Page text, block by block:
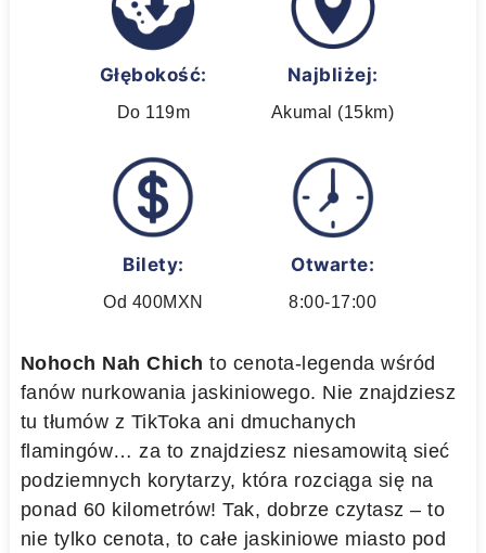
Głębokość:
Do 119m
Najbliżej:
Akumal (15km)
Bilety:
Od 400MXN
Otwarte:
8:00-17:00
Nohoch Nah Chich to cenota-legenda wśród
fanów nurkowania jaskiniowego. Nie znajdziesz
tu tłumów z TikToka ani dmuchanych
flamingów… za to znajdziesz niesamowitą sieć
podziemnych korytarzy, która rozciąga się na
ponad 60 kilometrów! Tak, dobrze czytasz – to
nie tylko cenota, to całe jaskiniowe miasto pod